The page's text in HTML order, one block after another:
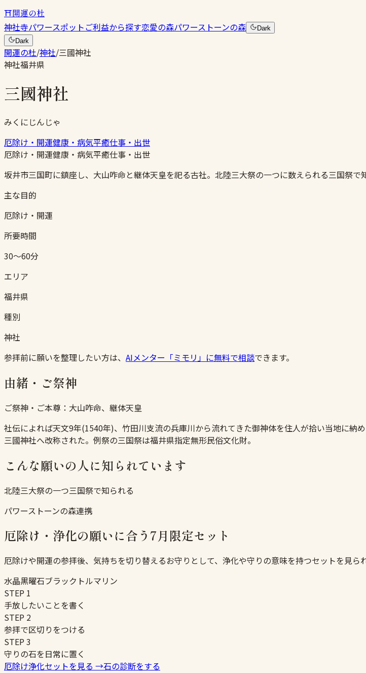
⛩開運の杜
神社寺パワースポットご利益から探す恋愛の森パワーストーンの森
Dark
Dark
開運の杜/神社/三國神社
神社福井県
三國神社
みくにじんじゃ
厄除け・開運健康・病気平癒仕事・出世
厄除け・開運健康・病気平癒仕事・出世
坂井市三国町に鎮座し、大山咋命と継体天皇を祀る古社。北陸三大祭の一つに数えられる三国祭で
主な目的
厄除け・開運
所要時間
30〜60分
エリア
福井県
種別
神社
参拝前に願いを整理したい方は、 AIメンター「ミモリ」に無料で相談できます。
由緒・ご祭神
ご祭神・ご本尊： 大山咋命、継体天皇
社伝によれば天文9年(1540年)、竹田川支流の兵庫川から流れてきた御神体を住人が拾い当地に
三國神社へ改称された。例祭の三国祭は福井県指定無形民俗文化財。
こんな願いの人に知られています
北陸三大祭の一つ三国祭で知られる
パワーストーンの森連携
厄除け・浄化の願いに合う7月限定セット
厄除けや開運の参拝後、気持ちを切り替えるお守りとして、浄化や守りの意味を持つセットを見られ
水晶黒曜石ブラックトルマリン
STEP 1
手放したいことを書く
STEP 2
参拝で区切りをつける
STEP3
守りの石を日常に置く
厄除け浄化セットを見る →石の診断をする